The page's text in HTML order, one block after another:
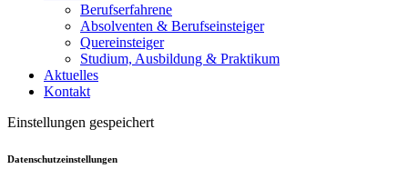
Berufserfahrene
Absolventen & Berufseinsteiger
Quereinsteiger
Studium, Ausbildung & Praktikum
Aktuelles
Kontakt
Einstellungen gespeichert
Datenschutzeinstellungen